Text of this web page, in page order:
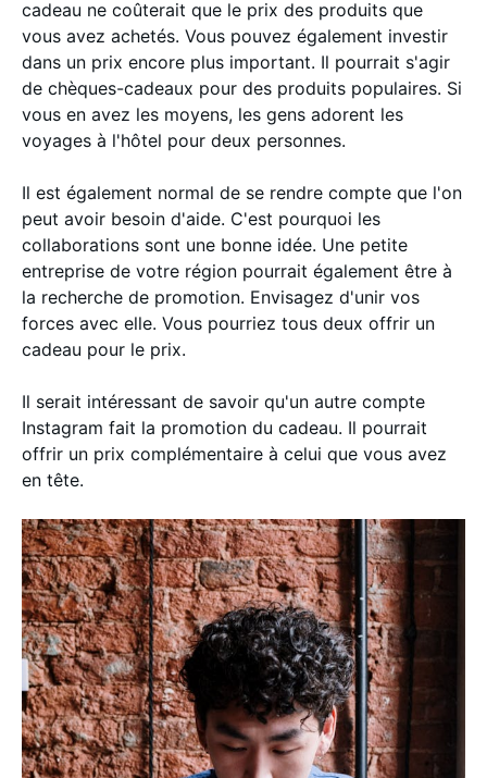
cadeau ne coûterait que le prix des produits que
vous avez achetés. Vous pouvez également investir
dans un prix encore plus important. Il pourrait s'agir
de chèques-cadeaux pour des produits populaires. Si
vous en avez les moyens, les gens adorent les
voyages à l'hôtel pour deux personnes.
Il est également normal de se rendre compte que l'on
peut avoir besoin d'aide. C'est pourquoi les
collaborations sont une bonne idée. Une petite
entreprise de votre région pourrait également être à
la recherche de promotion. Envisagez d'unir vos
forces avec elle. Vous pourriez tous deux offrir un
cadeau pour le prix.
Il serait intéressant de savoir qu'un autre compte
Instagram fait la promotion du cadeau. Il pourrait
offrir un prix complémentaire à celui que vous avez
en tête.